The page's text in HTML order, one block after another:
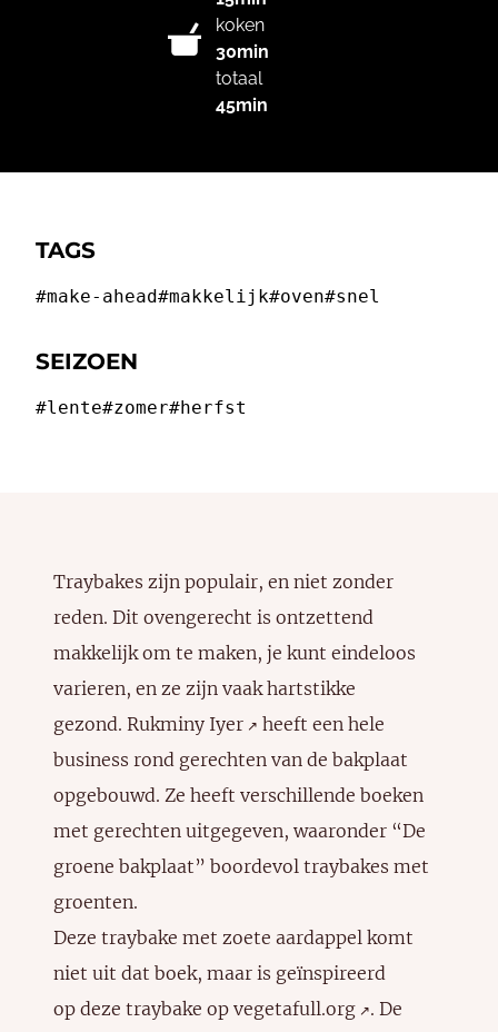
koken
30min
totaal
45min
TAGS
#make-ahead#makkelijk#oven#snel
SEIZOEN
#lente#zomer#herfst
Traybakes zijn populair, en niet zonder
reden. Dit ovengerecht is ontzettend
makkelijk om te maken, je kunt eindeloos
varieren, en ze zijn vaak hartstikke
gezond. Rukminy Iyer ↗️ heeft een hele
business rond gerechten van de bakplaat
opgebouwd. Ze heeft verschillende boeken
met gerechten uitgegeven, waaronder “De
groene bakplaat” boordevol traybakes met
groenten.
Deze traybake met zoete aardappel komt
niet uit dat boek, maar is geïnspireerd
op deze traybake op vegetafull.org ↗️. De